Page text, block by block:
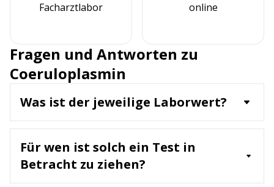
Facharztlabor
online
Fragen und Antworten zu
Coeruloplasmin
Was ist der jeweilige Laborwert?
Coeruloplasmin ist ein Kupfertransportprotein,
das hauptsächlich in der Leber synthetisiert
wird. Der Laborwert misst die Konzentration von
Coeruloplasmin im Blut und dient zur
Für wen ist solch ein Test in
Betracht zu ziehen?
Ein Coeruloplasmin-Test wird empfohlen für: